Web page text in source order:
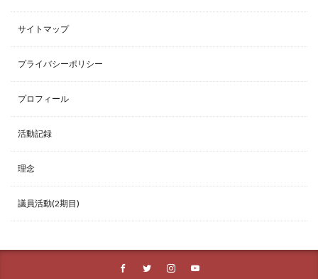
サイトマップ
プライバシーポリシー
プロフィール
活動記録
理念
議員活動(2期目)